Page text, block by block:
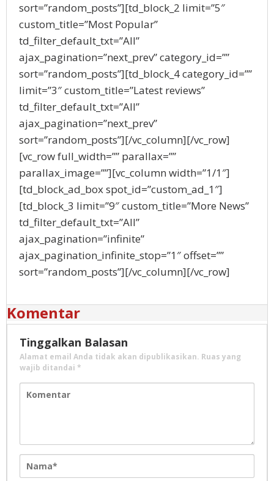
sort=”random_posts”][td_block_2 limit=”5″
custom_title=”Most Popular”
td_filter_default_txt=”All”
ajax_pagination=”next_prev” category_id=””
sort=”random_posts”][td_block_4 category_id=””
limit=”3″ custom_title=”Latest reviews”
td_filter_default_txt=”All”
ajax_pagination=”next_prev”
sort=”random_posts”][/vc_column][/vc_row]
[vc_row full_width=”” parallax=””
parallax_image=””][vc_column width=”1/1″]
[td_block_ad_box spot_id=”custom_ad_1″]
[td_block_3 limit=”9″ custom_title=”More News”
td_filter_default_txt=”All”
ajax_pagination=”infinite”
ajax_pagination_infinite_stop=”1″ offset=””
sort=”random_posts”][/vc_column][/vc_row]
Komentar
Tinggalkan Balasan
Alamat email Anda tidak akan dipublikasikan. Ruas yang
wajib ditandai *